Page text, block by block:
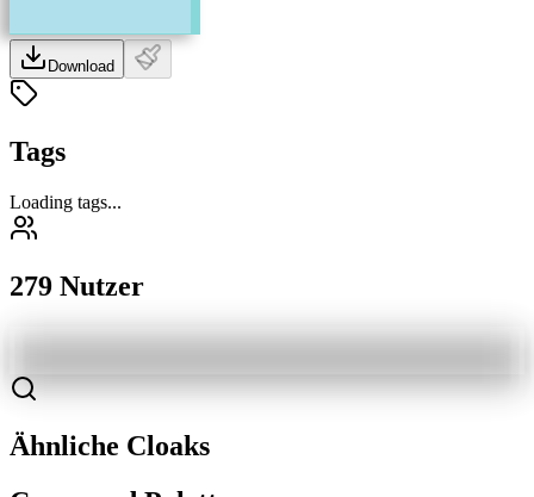
Download
Tags
Loading tags...
279 Nutzer
Ähnliche Cloaks